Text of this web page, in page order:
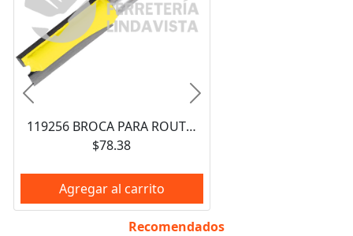
119256 BROCA PARA ROUTER DE ACERO RECTA DE 2 FILOS 3/4" ZANCO DE 1/4" SURTEK
$78.38
Agregar al carrito
Anterior Siguiente
Recomendados